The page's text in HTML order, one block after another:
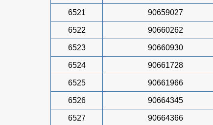
6521 90659027
6522 90660262
6523 90660930
6524 90661728
6525 90661966
6526 90664345
6527 90664366